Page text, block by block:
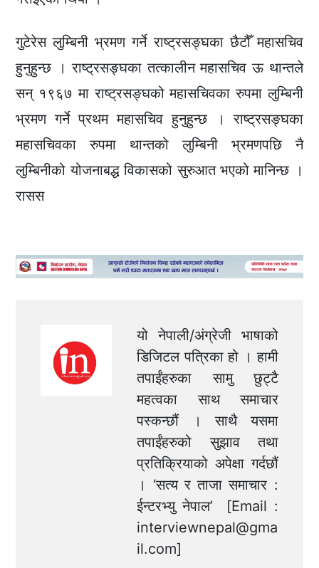
गुटेरेस लुम्बिनी भ्रमण गर्ने राष्ट्रसङ्घका छैटौँ महासचिव
हुनुहुन्छ । राष्ट्रसङ्घका तत्कालीन महासचिव ऊ थान्तले
सन् १९६७ मा राष्ट्रसङ्घको महासचिवका रुपमा लुम्बिनी
भ्रमण गर्ने प्रथम महासचिव हुनुहुन्छ । राष्ट्रसङ्घका
महासचिवका रुपमा थान्तको लुम्बिनी भ्रमणपछि नै
लुम्बिनीको योजनाबद्ध विकासको सुरुआत भएको मानिन्छ ।
रासस
यो नेपाली/अंग्रेजी भाषाको
डिजिटल पत्रिका हो । हामी
तपाईंहरुका सामु छुट्टै
महत्वका साथ समाचार
पस्कन्छौं । साथै यसमा
तपाईंहरुको सुझाव तथा
प्रतिक्रियाको अपेक्षा गर्दछौं
। ‘सत्य र ताजा समाचार :
ईन्टरभ्यु नेपाल’ [Email :
interviewnepal@gma
il.com]